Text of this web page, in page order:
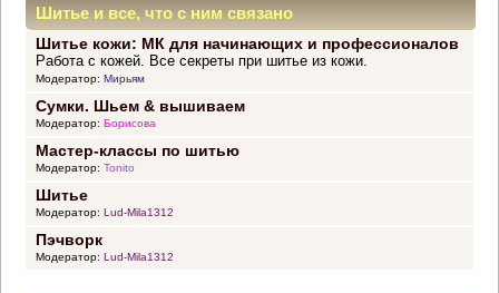
Шитье и все, что с ним связано
Шитье кожи: МК для начинающих и профессионалов
Работа с кожей. Все секреты при шитье из кожи.
Модератор: Мирьям
Сумки. Шьем & вышиваем
Модератор: Борисова
Мастер-классы по шитью
Модератор: Tonito
Шитье
Модератор: Lud-Mila1312
Пэчворк
Модератор: Lud-Mila1312